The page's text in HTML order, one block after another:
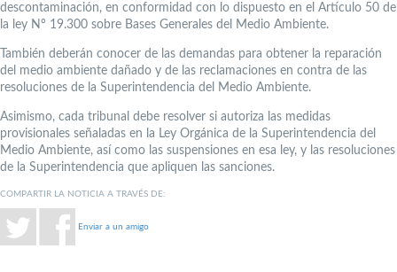
descontaminación, en conformidad con lo dispuesto en el Artículo 50 de
la ley Nº 19.300 sobre Bases Generales del Medio Ambiente.
También deberán conocer de las demandas para obtener la reparación
del medio ambiente dañado y de las reclamaciones en contra de las
resoluciones de la Superintendencia del Medio Ambiente.
Asimismo, cada tribunal debe resolver si autoriza las medidas
provisionales señaladas en la Ley Orgánica de la Superintendencia del
Medio Ambiente, así como las suspensiones en esa ley, y las resoluciones
de la Superintendencia que apliquen las sanciones.
COMPARTIR LA NOTICIA A TRAVÉS DE:
Enviar a un amigo